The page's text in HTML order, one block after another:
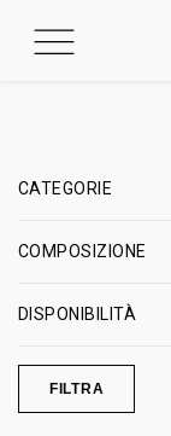
CATEGORIE
COMPOSIZIONE
DISPONIBILITÀ
FILTRA